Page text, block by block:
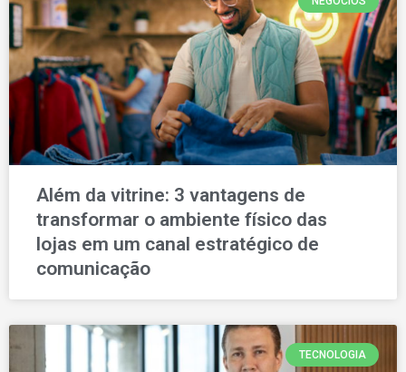
Além da vitrine: 3 vantagens de
transformar o ambiente físico das
lojas em um canal estratégico de
comunicação
TECNOLOGIA